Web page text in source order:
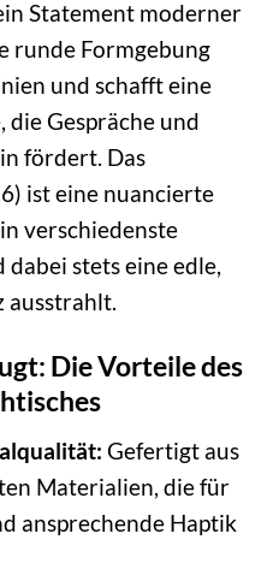
Statement moderner
runde Formgebung
und schafft eine
Gespräche und
fördert. Das
ist eine nuancierte
verschiedenste
stets eine edle,
ausstrahlt.
Die Vorteile des
Gefertigt aus
Materialien, die für
ansprechende Haptik